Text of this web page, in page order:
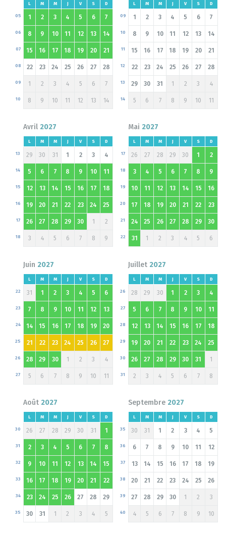
L M M J V S D
1
05 2 3 4 5 6 7
8
06 9 10 11 12 13 14
15
07 16 17 18 19 20 21
22
08 23 24 25 26 27 28
1
09 2 3 4 5 6 7
8
10 9 10 11 12 13 14
L M M J V S D
1
09 2 3 4 5 6 7
8
10 9 10 11 12 13 14
15
11 16 17 18 19 20 21
22
12 23 24 25 26 27 28
29
13 30 31 1 2 3 4
5
14 6 7 8 9 10 11
Avril 2027
L M M J V S D
29
13 30 31 1 2 3 4
5
14 6 7 8 9 10 11
12
15 13 14 15 16 17 18
19
16 20 21 22 23 24 25
26
17 27 28 29 30 1 2
3
18 4 5 6 7 8 9
Mai 2027
L M M J V S D
26
17 27 28 29 30 1 2
3
18 4 5 6 7 8 9
10
19 11 12 13 14 15 16
17
20 18 19 20 21 22 23
24
21 25 26 27 28 29 30
31
22 1 2 3 4 5 6
Juin 2027
L M M J V S D
31
22 1 2 3 4 5 6
7
23 8 9 10 11 12 13
14
24 15 16 17 18 19 20
21
25 22 23 24 25 26 27
28
26 29 30 1 2 3 4
5
27 6 7 8 9 10 11
Juillet 2027
L M M J V S D
28
26 29 30 1 2 3 4
5
27 6 7 8 9 10 11
12
28 13 14 15 16 17 18
19
29 20 21 22 23 24 25
26
30 27 28 29 30 31 1
2
31 3 4 5 6 7 8
Août 2027
L M M J V S D
26
30 27 28 29 30 31 1
2
31 3 4 5 6 7 8
9
32 10 11 12 13 14 15
16
33 17 18 19 20 21 22
23
34 24 25 26 27 28 29
30
35 31 1 2 3 4 5
Septembre 2027
L M M J V S D
30
35 31 1 2 3 4 5
6
36 7 8 9 10 11 12
13
37 14 15 16 17 18 19
20
38 21 22 23 24 25 26
27
39 28 29 30 1 2 3
4
40 5 6 7 8 9 10